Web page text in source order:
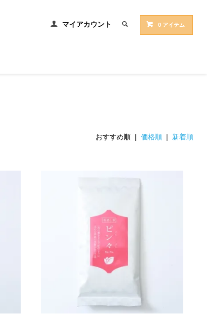
マイアカウント 0 アイテム
おすすめ順 |価格順 | 新着順